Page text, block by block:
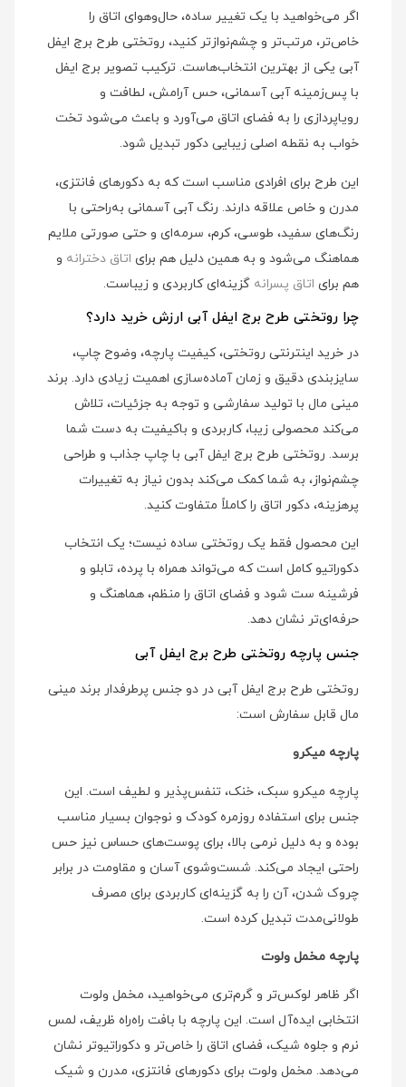
اگر می‌خواهید با یک تغییر ساده، حال‌وهوای اتاق را
خاص‌تر، مرتب‌تر و چشم‌نوازتر کنید، روتختی طرح برج ایفل
آبی یکی از بهترین انتخاب‌هاست. ترکیب تصویر برج ایفل
با پس‌زمینه آبی آسمانی، حس آرامش، لطافت و
رویاپردازی را به فضای اتاق می‌آورد و باعث می‌شود تخت
خواب به نقطه اصلی زیبایی دکور تبدیل شود.
این طرح برای افرادی مناسب است که به دکورهای فانتزی،
مدرن و خاص علاقه دارند. رنگ آبی آسمانی به‌راحتی با
رنگ‌های سفید، طوسی، کرم، سرمه‌ای و حتی صورتی ملایم
هماهنگ می‌شود و به همین دلیل هم برای اتاق دخترانه و
هم برای اتاق پسرانه گزینه‌ای کاربردی و زیباست.
چرا روتختی طرح برج ایفل آبی ارزش خرید دارد؟
در خرید اینترنتی روتختی، کیفیت پارچه، وضوح چاپ،
سایزبندی دقیق و زمان آماده‌سازی اهمیت زیادی دارد. برند
مینی مال با تولید سفارشی و توجه به جزئیات، تلاش
می‌کند محصولی زیبا، کاربردی و باکیفیت به دست شما
برسد. روتختی طرح برج ایفل آبی با چاپ جذاب و طراحی
چشم‌نواز، به شما کمک می‌کند بدون نیاز به تغییرات
پرهزینه، دکور اتاق را کاملاً متفاوت کنید.
این محصول فقط یک روتختی ساده نیست؛ یک انتخاب
دکوراتیو کامل است که می‌تواند همراه با پرده، تابلو و
فرشینه ست شود و فضای اتاق را منظم، هماهنگ و
حرفه‌ای‌تر نشان دهد.
جنس پارچه روتختی طرح برج ایفل آبی
روتختی طرح برج ایفل آبی در دو جنس پرطرفدار برند مینی
مال قابل سفارش است:
پارچه میکرو
پارچه میکرو سبک، خنک، تنفس‌پذیر و لطیف است. این
جنس برای استفاده روزمره کودک و نوجوان بسیار مناسب
بوده و به دلیل نرمی بالا، برای پوست‌های حساس نیز حس
راحتی ایجاد می‌کند. شست‌وشوی آسان و مقاومت در برابر
چروک شدن، آن را به گزینه‌ای کاربردی برای مصرف
طولانی‌مدت تبدیل کرده است.
پارچه مخمل ولوت
اگر ظاهر لوکس‌تر و گرم‌تری می‌خواهید، مخمل ولوت
انتخابی ایده‌آل است. این پارچه با بافت راه‌راه ظریف، لمس
نرم و جلوه شیک، فضای اتاق را خاص‌تر و دکوراتیوتر نشان
می‌دهد. مخمل ولوت برای دکورهای فانتزی، مدرن و شیک